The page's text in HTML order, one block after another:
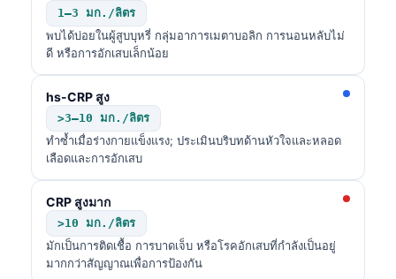
1–3 มก./ลิตร
พบได้บ่อยในผู้สูบบุหรี่ กลุ่มอาการเมตาบอลิก การนอนหลับไม่
ดี หรือการอักเสบเล็กน้อย
hs-CRP สูง
>3–10 มก./ลิตร
ทำซ้ำเมื่อร่างกายแข็งแรง; ประเมินบริบทด้านหัวใจและหลอด
เลือดและการอักเสบ
CRP สูงมาก
>10 มก./ลิตร
มักเป็นการติดเชื้อ การบาดเจ็บ หรือโรคอักเสบที่กำลังเป็นอยู่
มากกว่าสัญญาณเพื่อการป้องกัน